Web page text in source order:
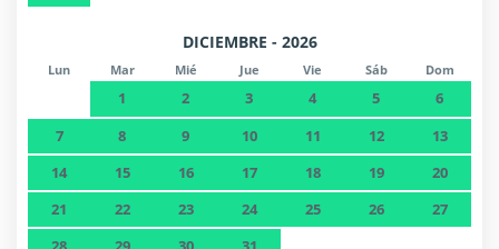
DICIEMBRE - 2026
Lun Mar Mié Jue Vie Sáb Dom
1 2 3 4 5
6
7
8 9 10 11 12
13
14
15 16 17 18 19
20
21
22 23 24 25 26
27